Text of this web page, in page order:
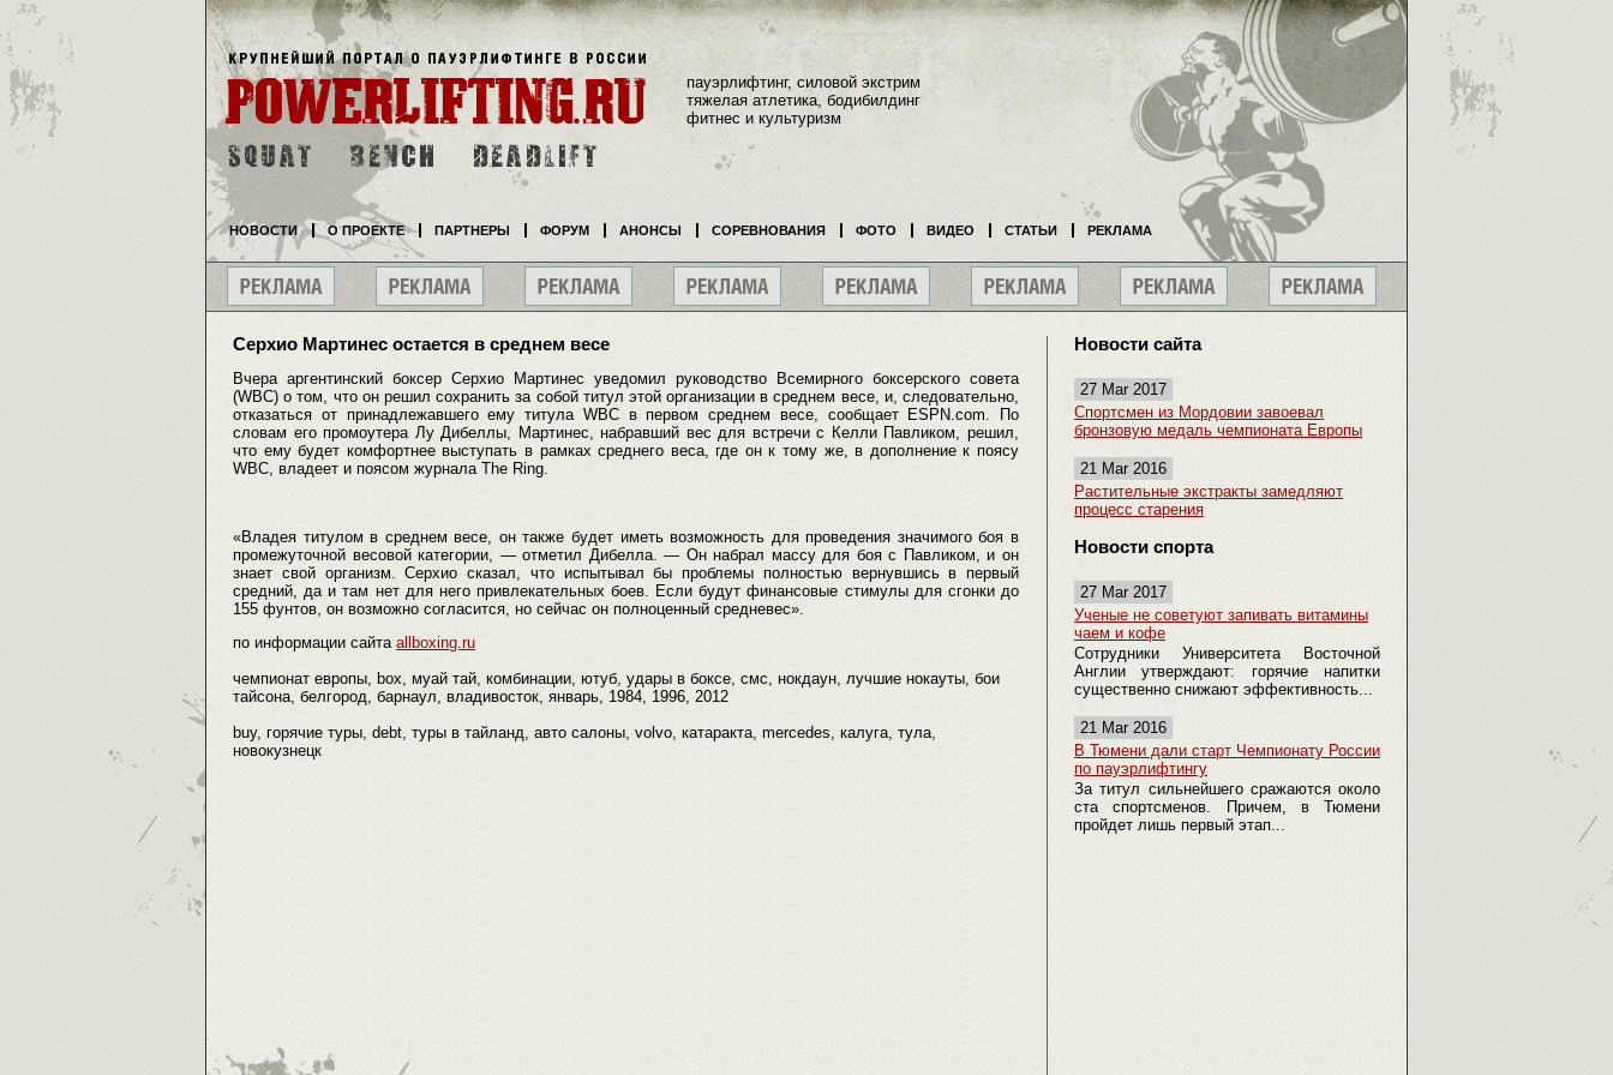
Серхио Мартинес остается в среднем весе
Вчера аргентинский боксер Серхио Мартинес уведомил руководство Всемирного боксерского совета
(WBC) о том, что он решил сохранить за собой титул этой организации в среднем весе, и, следовательно,
отказаться от принадлежавшего ему титула WBC в первом среднем весе, сообщает ESPN.com. По
словам его промоутера Лу Дибеллы, Мартинес, набравший вес для встречи с Келли Павликом, решил,
что ему будет комфортнее выступать в рамках среднего веса, где он к тому же, в дополнение к поясу
WBC, владеет и поясом журнала The Ring.
«Владея титулом в среднем весе, он также будет иметь возможность для проведения значимого боя в
промежуточной весовой категории, — отметил Дибелла. — Он набрал массу для боя с Павликом, и он
знает свой организм. Серхио сказал, что испытывал бы проблемы полностью вернувшись в первый
средний, да и там нет для него привлекательных боев. Если будут финансовые стимулы для сгонки до
155 фунтов, он возможно согласится, но сейчас он полноценный средневес».
по информации сайта allboxing.ru
чемпионат европы, box, муай тай, комбинации, ютуб, удары в боксе, смс, нокдаун, лучшие нокауты, бои
тайсона, белгород, барнаул, владивосток, январь, 1984, 1996, 2012
buy, горячие туры, debt, туры в тайланд, авто салоны, volvo, катаракта, mercedes, калуга, тула,
новокузнецк
Новости сайта
27 Mar 2017
Спортсмен из Мордовии завоевал
бронзовую медаль чемпионата Европы
21 Mar 2016
Растительные экстракты замедляют
процесс старения
Новости спорта
27 Mar 2017
Ученые не советуют запивать витамины
чаем и кофе
Сотрудники Университета Восточной
Англии утверждают: горячие напитки
существенно снижают эффективность...
21 Mar 2016
В Тюмени дали старт Чемпионату России
по пауэрлифтингу
За титул сильнейшего сражаются около
ста спортсменов. Причем, в Тюмени
пройдет лишь первый этап...
пауэрлифтинг, силовой экстрим
тяжелая атлетика, бодибилдинг
фитнес и культуризм
НОВОСТИ О ПРОЕКТЕ ПАРТНЕРЫ ФОРУМ АНОНСЫ СОРЕВНОВАНИЯ ФОТО ВИДЕО СТАТЬИ РЕКЛАМА